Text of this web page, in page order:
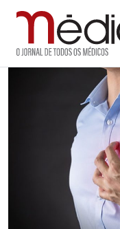
Jornal Médico
Médico – O Jornal de
realmente contam!